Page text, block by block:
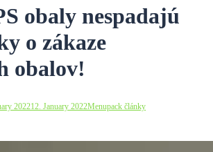
obaly nespadajú
o zákaze
obalov!
202212. January 2022Menupack články